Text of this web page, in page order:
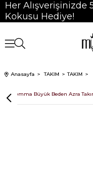
Her
Kokusu Hediye!
Anasayfa TAKIM TAKIM
Müsemma Büyük Beden Azra